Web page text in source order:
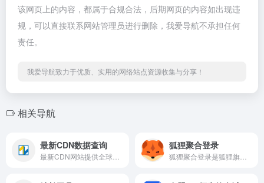
该网页上的内容，都属于合规合法，后期网页的内容如出现违
规，可以直接联系网站管理员进行删除，我爱导航不承担任何
责任。
我爱导航致力于优质、实用的网络站点资源收集与分享！
相关导航
最新CDN数据查询 狐狸聚合登录